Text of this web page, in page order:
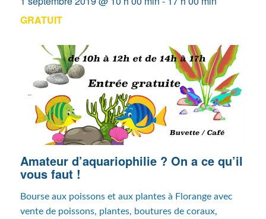
GRATUIT
Amateur d’aquariophilie ? On a ce qu’il
vous faut !
Bourse aux poissons et aux plantes à Florange avec
vente de poissons, plantes, boutures de coraux,